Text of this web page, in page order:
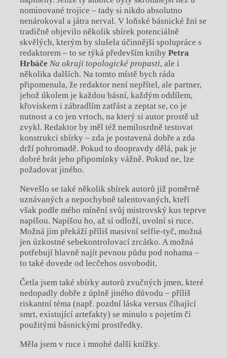
nominované trojice – tady si nikdo absolutno
nenárokoval a játra nerval. V loňské básnické žni se
tradičně objevilo několik sbírek potenciálně
skvělých, kterým by slušela účinnější spolupráce s
redaktorem – to se týká především knihy Petra
Hrbáče Na okraji topologické propasti, ale i
několika dalších. Na tomto místě bych ráda
připomenula, že redaktor není nepřítel, ale partner,
jehož úkolem je každou básní, každým oddílem,
křoviskem i zábradlím zatřást a zeptat se, co je
nutnost a co jen vrtoch, na který si autor prostě už
zvykl. Redaktor by měl též nemilosrdně testovat
konstrukci sbírky – zda je postavená dobře a zda
drží pohromadě. Pokud to doopravdy dělá, pak je
dobré brát jeho připomínky vážně. Pokud ne, lze
požadovat jiného.
Nevešlo se také několik sbírek autorů již poměrně
uznávaných a nepochybně talentovaných, kteří
však podle mého mínění svůj mistrovský kus teprve
napíšou. Napíšou ho, až si odloží, uvolní si ruce.
Možná jim překáží příliš masivní selfie-tyč, možná
jen úzkostné sebekontrolovací zrcátko. A možná
potřebují hlavně najít pevnou půdu pod nohama –
to také dovede od lecčehos osvobodit.
Četla jsem také sbírky autorů zvučných jmen, které
nedopadly dobře z úplně jiného důvodu – příliš
riskantní téma (např. pozdní láska versus číhající
smrt, existující artefakty) se minulo s pojetím či
použitými básnickými prostředky.
Měla jsem v ruce i mnohé další knížky.